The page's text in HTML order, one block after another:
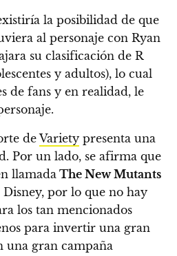
la posibilidad de que
al personaje con Ryan
su clasificación de R
y adultos), lo cual
de fans y en realidad, le
deVariety presenta una
Por un lado, se afirma que
llamada The New Mutants
Disney, por lo que no hay
los tan mencionados
para invertir una gran
una gran campaña